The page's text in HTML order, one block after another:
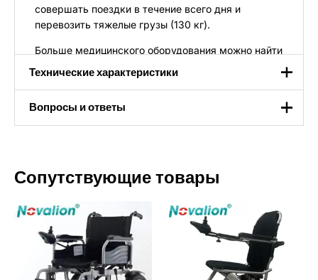
совершать поездки в течение всего дня и
перевозить тяжелые грузы (130 кг).
Больше медицинского оборудования можно найти
в
Технические характеристики
Технические характеристики
более стабильная
Подъемный подлокотник, чтобы
пользователям было удобно садиться и
вставать
Высококачественные 16-дюймовые
пневматические задние шины, нескользящие и
износостойкие
Вопросы и ответы
Мы предлагаем высококонкурентные цены, обычно
на 8% - 30% ниже, чем у аналогов при том же
качестве. Наша модель прямых заводских продаж и
оптимизированные цепочки поставок исключают
наценки посредников, а оптовые заказы дают право
на дополнительные скидки.
Сопутствующие товары